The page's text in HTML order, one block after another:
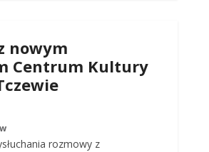
nowym
Centrum Kultury
rozmowy z